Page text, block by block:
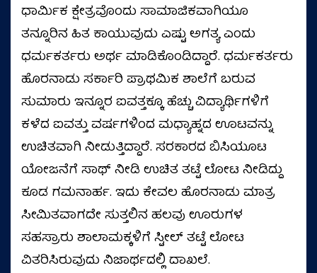
ಧಾರ್ಮಿಕ ಕ್ಷೇತ್ರವೊಂದು ಸಾಮಾಜಿಕವಾಗಿಯೂ
ತನ್ನೂರಿನ ಹಿತ ಕಾಯುವುದು ಎಷ್ಟು ಅಗತ್ಯ ಎಂದು
ಧರ್ಮಕರ್ತರು ಅರ್ಥ ಮಾಡಿಕೊಂಡಿದ್ದಾರೆ. ಧರ್ಮಕರ್ತರು
ಹೊರನಾಡು ಸರ್ಕಾರಿ ಪ್ರಾಥಮಿಕ ಶಾಲೆಗೆ ಬರುವ
ಸುಮಾರು ಇನ್ನೂರ ಐವತ್ತಕ್ಕೂ ಹೆಚ್ಚು ವಿದ್ಯಾರ್ಥಿಗಳಿಗೆ
ಕಳೆದ ಐವತ್ತು ವರ್ಷಗಳಿಂದ ಮಧ್ಯಾಹ್ನದ ಊಟವನ್ನು
ಉಚಿತವಾಗಿ ನೀಡುತ್ತಿದ್ದಾರೆ. ಸರಕಾರದ ಬಿಸಿಯೂಟ
ಯೋಜನೆಗೆ ಸಾಥ್ ನೀಡಿ ಉಚಿತ ತಟ್ಟೆ ಲೋಟ ನೀಡಿದ್ದು
ಕೂಡ ಗಮನಾರ್ಹ. ಇದು ಕೇವಲ ಹೊರನಾಡು ಮಾತ್ರ
ಸೀಮಿತವಾಗದೇ ಸುತ್ತಲಿನ ಹಲವು ಊರುಗಳ
ಸಹಸ್ರಾರು ಶಾಲಾಮಕ್ಕಳಿಗೆ ಸ್ಟೀಲ್ ತಟ್ಟೆ ಲೋಟ
ವಿತರಿಸಿರುವುದು ನಿಜಾರ್ಥದಲ್ಲಿ ದಾಖಲೆ.